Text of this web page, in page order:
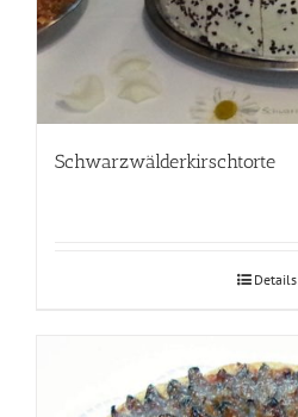
Schwarzwälderkirschtorte
Details